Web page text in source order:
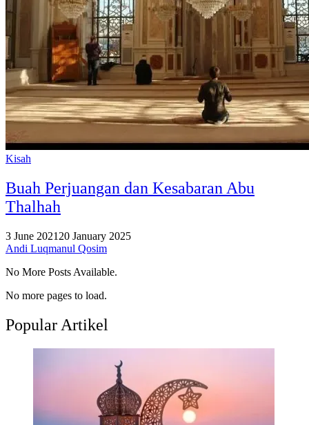
Kisah
Buah Perjuangan dan Kesabaran Abu
Thalhah
3 June 2021 20 January 2025
Andi Luqmanul Qosim
No More Posts Available.
No more pages to load.
Popular Artikel